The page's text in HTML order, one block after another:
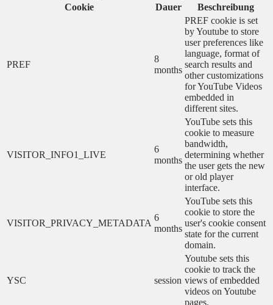
Cookie
Dauer Beschreibung
PREF
8
months
PREF cookie is set
by Youtube to store
user preferences like
language, format of
search results and
other customizations
for YouTube Videos
embedded in
different sites.
VISITOR_INFO1_LIVE
6
months
YouTube sets this
cookie to measure
bandwidth,
determining whether
the user gets the new
or old player
interface.
VISITOR_PRIVACY_METADATA
6
months
YouTube sets this
cookie to store the
user's cookie consent
state for the current
domain.
YSC session
Youtube sets this
cookie to track the
views of embedded
videos on Youtube
pages.